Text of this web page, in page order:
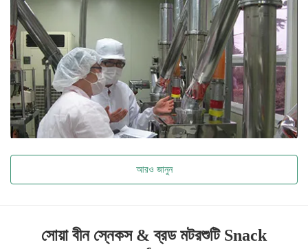
আরও জানুন
সোয়া বীন স্নেকস & ব্রড মটরশুটি Snack